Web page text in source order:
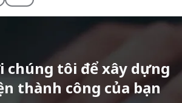
chúng tôi để xây dựng
thành công của bạn